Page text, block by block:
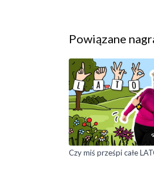
Powiązane
Czy miś prześpi całe